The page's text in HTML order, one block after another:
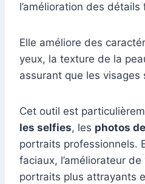
l’amélioration des détails
Elle améliore des
yeux, la texture de la
assurant que les visages
Cet outil est
les selfies, les photos
portraits professionnels.
faciaux, l’améliorateur
portraits plus attrayants